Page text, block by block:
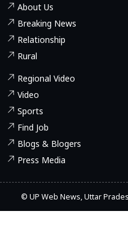
About Us
Breaking News
Relationship
Rural
Regional Video
Video
Sports
Find Job
Blogs & Blogers
Press Media
© UP Web News, Uttar